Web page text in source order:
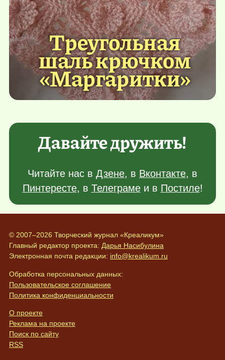
Треугольная
шаль крючком
«Маргаритки»
Давайте дружить!
Читайте нас в Дзене, в Вконтакте, в
Пинтересте, в Телеграмеи в Постиле!
© 2007–2026 Творческий журнал «Креаликум»
Главный редактор проекта: Дарья Насибулина
Электронная почта редакции: info@krealikum.ru
Обработка персональных данных:
Пользовательское соглашение
Политика конфиденциальности
О проекте
Реклама на проекте
Поиск по сайту
RSS